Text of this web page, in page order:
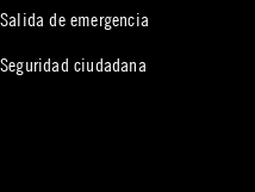
Salida de emergencia
Seguridad ciudadana